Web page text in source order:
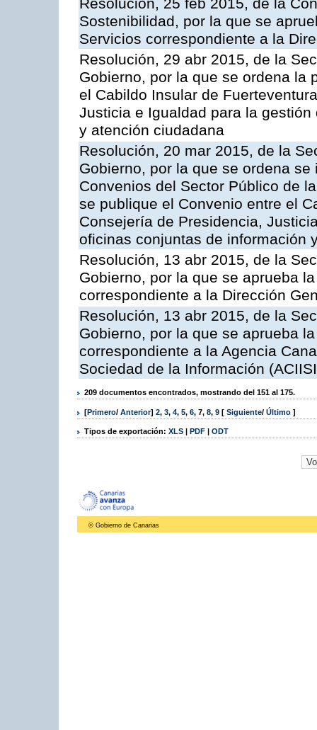
Resolución, 25 feb 2015, de la
Sostenibilidad, por la que se
Servicios correspondiente a la
Resolución, 29 abr 2015, de la
Gobierno, por la que se ordena la
el Cabildo Insular de
Justicia e Igualdad para la
y atención ciudadana
Resolución, 20 mar 2015, de la
Gobierno, por la que se ordena
Convenios del Sector Público de
se publique el Convenio entre el
Consejería de Presidencia,
oficinas conjuntas de información
Resolución, 13 abr 2015, de la
Gobierno, por la que se aprueba
correspondiente a la Dirección
Resolución, 13 abr 2015, de la
Gobierno, por la que se aprueba
correspondiente a la Agencia
Sociedad de la Información
209 documentos encontrados, mostrando del 151 al 175.
[Primero/ Anterior] 2, 3, 4, 5, 6, 7, 8, 9 [ Siguiente/ Último ]
Tipos de exportación: XLS | PDF | ODT
© Gobierno de Canarias